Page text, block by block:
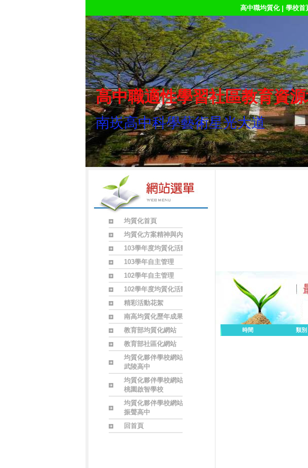
高中職均質化| 學校首
高中職適性學習社區教育資
南崁高中科學藝術星光大道
均質化首頁
均質化方案精神與內涵
103學年度均質化活動
103學年自主管理
102學年自主管理
102學年度均質化活動
精彩活動花絮
南高均質化歷年成果
教育部均質化網站
教育部社區化網站
均質化夥伴學校網站
武陵高中
均質化夥伴學校網站
桃園啟智學校
均質化夥伴學校網站
振聲高中
回首頁
時間 類別